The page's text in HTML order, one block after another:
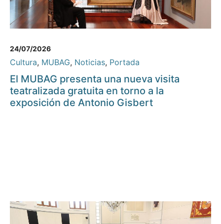
24/07/2026
Cultura, MUBAG, Noticias, Portada
El MUBAG presenta una nueva visita
teatralizada gratuita en torno a la
exposición de Antonio Gisbert